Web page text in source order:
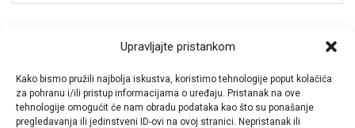
Upravljajte pristankom
Kako bismo pružili najbolja iskustva, koristimo tehnologije poput kolačića
za pohranu i/ili pristup informacijama o uređaju. Pristanak na ove
tehnologije omogućit će nam obradu podataka kao što su ponašanje
pregledavanja ili jedinstveni ID-ovi na ovoj stranici. Nepristanak ili
komentirao.